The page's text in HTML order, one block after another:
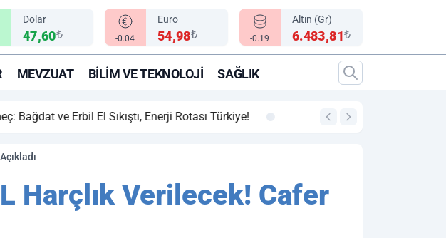
Dolar
47,60₺ -0.04
Euro
54,98₺ -0.19
Altın (Gr)
6.483,81₺
MEVZUAT BILIM VE TEKNOLOJI SAĞLIK
Rotası Türkiye! 00:12
Harçlık Verilecek! Cafer